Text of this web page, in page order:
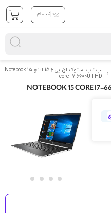
ورود|ثبت نام
لپ تاپ استوک اچ پی 15.6 اینچ Notebook 15
core i7-6600U FHD
به
انتهای
گالری
تصاویر